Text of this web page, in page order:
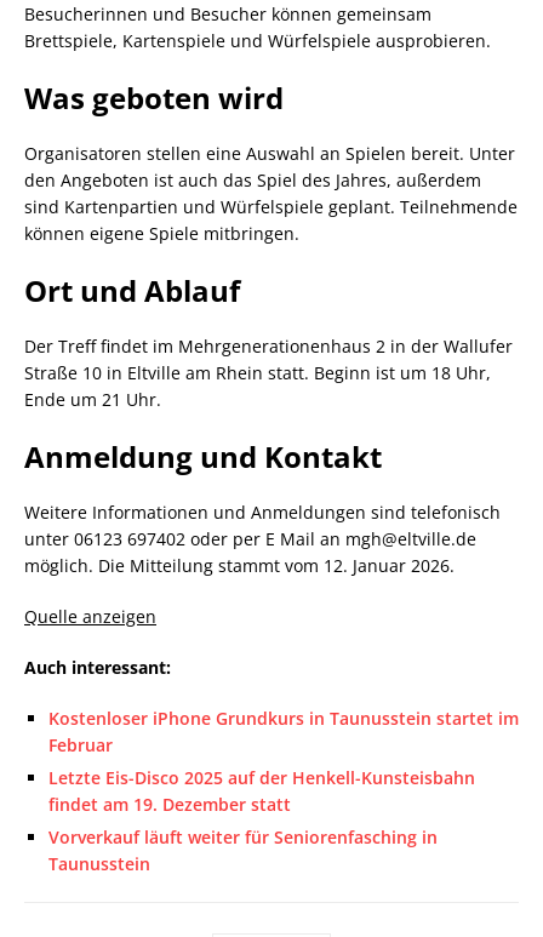
Besucherinnen und Besucher können gemeinsam
Brettspiele, Kartenspiele und Würfelspiele ausprobieren.
Was geboten wird
Organisatoren stellen eine Auswahl an Spielen bereit. Unter
den Angeboten ist auch das Spiel des Jahres, außerdem
sind Kartenpartien und Würfelspiele geplant. Teilnehmende
können eigene Spiele mitbringen.
Ort und Ablauf
Der Treff findet im Mehrgenerationenhaus 2 in der Wallufer
Straße 10 in Eltville am Rhein statt. Beginn ist um 18 Uhr,
Ende um 21 Uhr.
Anmeldung und Kontakt
Weitere Informationen und Anmeldungen sind telefonisch
unter 06123 697402 oder per E Mail an mgh@eltville.de
möglich. Die Mitteilung stammt vom 12. Januar 2026.
Quelle anzeigen
Auch interessant:
Kostenloser iPhone Grundkurs in Taunusstein startet im
Februar
Letzte Eis-Disco 2025 auf der Henkell-Kunsteisbahn
findet am 19. Dezember statt
Vorverkauf läuft weiter für Seniorenfasching in
Taunusstein